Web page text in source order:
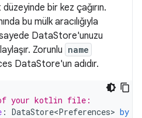
bir kez çağırın.
bu mülk aracılığıyla
DataStore'unuzu
Zorunlu name
DataStore'un adıdır.
your kotlin file:
: DataStore<Preferences> by